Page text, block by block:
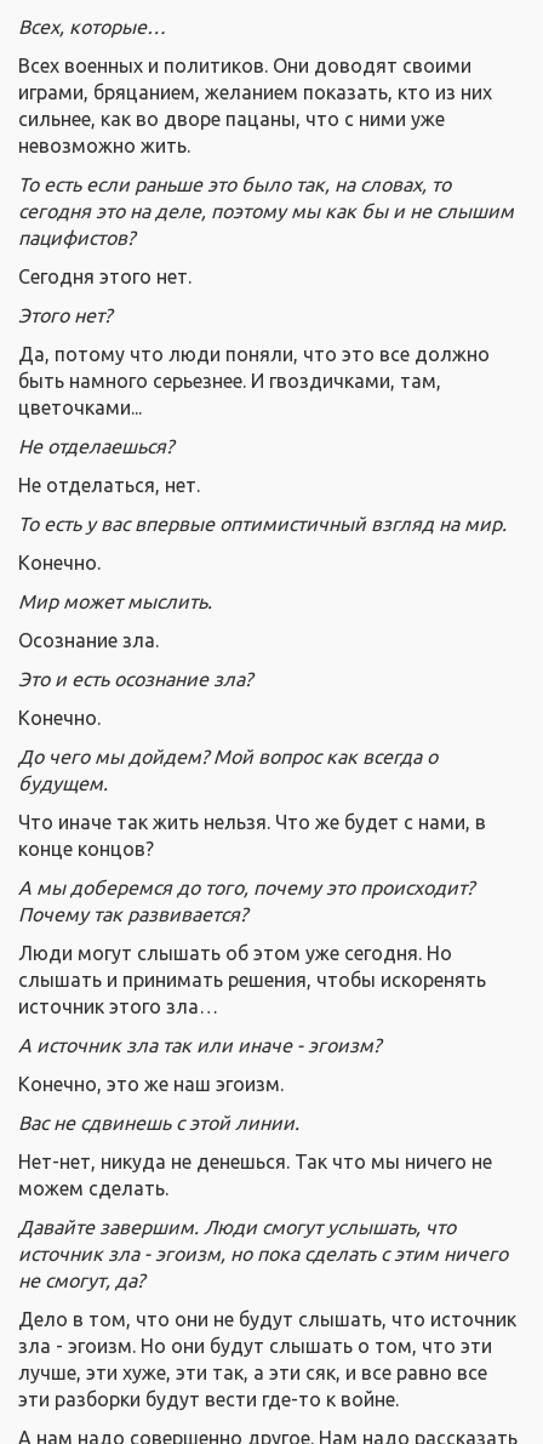
Всех, которые…
Всех военных и политиков. Они доводят своими
играми, бряцанием, желанием показать, кто из них
сильнее, как во дворе пацаны, что с ними уже
невозможно жить.
То есть если раньше это было так, на словах, то
сегодня это на деле, поэтому мы как бы и не слышим
пацифистов?
Сегодня этого нет.
Этого нет?
Да, потому что люди поняли, что это все должно
быть намного серьезнее. И гвоздичками, там,
цветочками...
Не отделаешься?
Не отделаться, нет.
То есть у вас впервые оптимистичный взгляд на мир.
Конечно.
Мир может мыслить.
Осознание зла.
Это и есть осознание зла?
Конечно.
До чего мы дойдем? Мой вопрос как всегда о
будущем.
Что иначе так жить нельзя. Что же будет с нами, в
конце концов?
А мы доберемся до того, почему это происходит?
Почему так развивается?
Люди могут слышать об этом уже сегодня. Но
слышать и принимать решения, чтобы искоренять
источник этого зла…
А источник зла так или иначе - эгоизм?
Конечно, это же наш эгоизм.
Вас не сдвинешь с этой линии.
Нет-нет, никуда не денешься. Так что мы ничего не
можем сделать.
Давайте завершим. Люди смогут услышать, что
источник зла - эгоизм, но пока сделать с этим ничего
не смогут, да?
Дело в том, что они не будут слышать, что источник
зла - эгоизм. Но они будут слышать о том, что эти
лучше, эти хуже, эти так, а эти сяк, и все равно все
эти разборки будут вести где-то к войне.
А нам надо совершенно другое. Нам надо рассказать